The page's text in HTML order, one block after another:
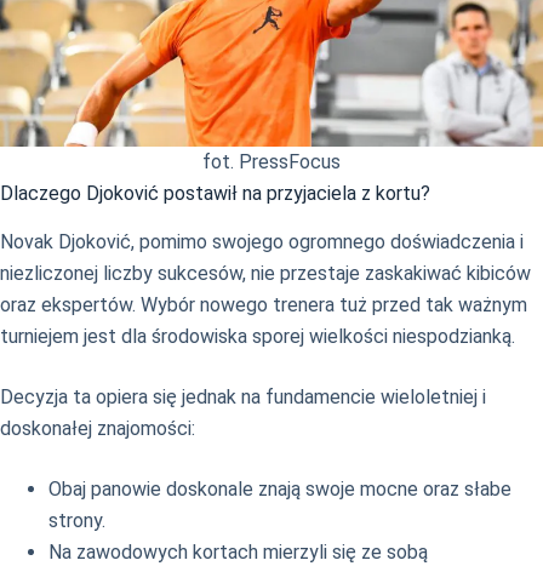
fot. PressFocus
Dlaczego Djoković postawił na przyjaciela z kortu?
Novak Djoković, pomimo swojego ogromnego doświadczenia i
niezliczonej liczby sukcesów, nie przestaje zaskakiwać kibiców
oraz ekspertów. Wybór nowego trenera tuż przed tak ważnym
turniejem jest dla środowiska sporej wielkości niespodzianką.
Decyzja ta opiera się jednak na fundamencie wieloletniej i
doskonałej znajomości:
Obaj panowie doskonale znają swoje mocne oraz słabe
strony.
Na zawodowych kortach mierzyli się ze sobą